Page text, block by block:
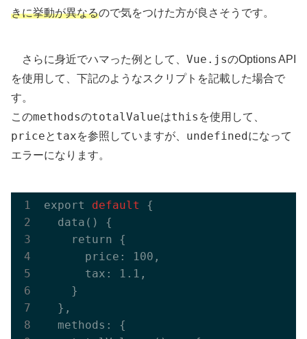
きに挙動が異なるので気をつけた方が良さそうです。
さらに身近でハマった例として、 Vue.jsのOptions API
を使用して、下記のようなスクリプトを記載した場合で
す。
このmethodsのtotalValueはthis を使用して、
priceと taxを参照していますが、 undefinedになって
エラーになります。
export default {
  data() {
    return {
      price: 100,
      tax: 1.1,
    }
  },
  methods: {